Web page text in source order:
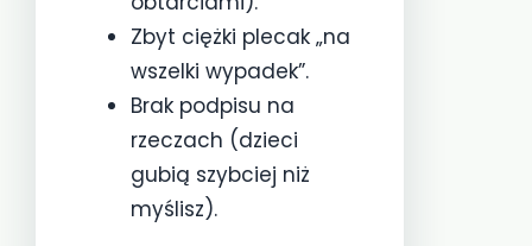
Zbyt ciężki plecak „na
wszelki wypadek”.
Brak podpisu na
rzeczach (dzieci
gubią szybciej niż
myślisz).